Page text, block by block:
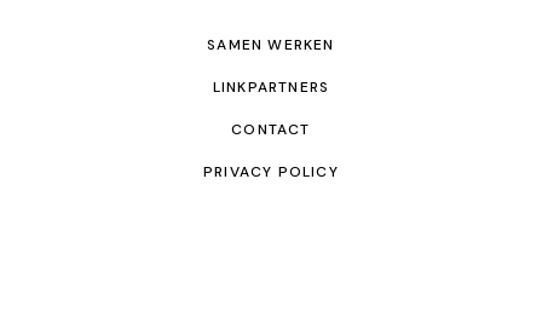
SAMEN WERKEN
LINKPARTNERS
CONTACT
PRIVACY POLICY